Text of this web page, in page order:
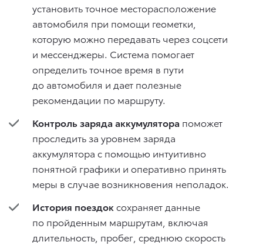
установить точное месторасположение
автомобиля при помощи геометки,
которую можно передавать через соцсети
и мессенджеры. Система помогает
определить точное время в пути
до автомобиля и дает полезные
рекомендации по маршруту.
Контроль заряда аккумулятора поможет
проследить за уровнем заряда
аккумулятора с помощью интуитивно
понятной графики и оперативно принять
меры в случае возникновения неполадок.
История поездоксохраняет данные
по пройденным маршрутам, включая
длительность, пробег, среднюю скорость